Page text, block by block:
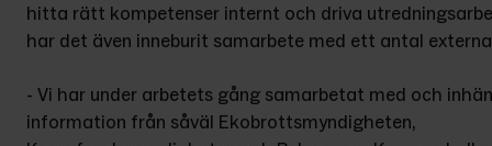
hitta rätt kompetenser internt och driva
har det även inneburit samarbete med ett antal
- Vi har under arbetets gång samarbetat med och
information från såväl Ekobrottsmyndigheten,